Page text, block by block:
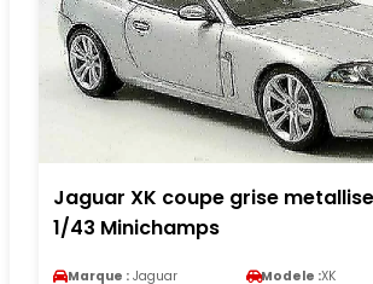
Jaguar XK coupe grise
1/43 Minichamps
Marque : Jaguar Modele :XK